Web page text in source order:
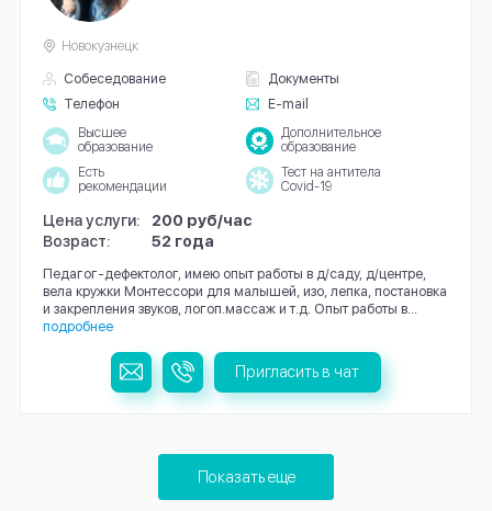
Собеседование
Документы
Телефон
E-mail
Новокузнецк
Высшее
образование
Дополнительное
образование
Есть
рекомендации
Тест на антитела
Covid-19
Цена услуги:
200 руб/час
Возраст:
52 года
Педагог-дефектолог, имею опыт работы в д/саду, д/центре,
вела кружки Монтессори для малышей, изо, лепка, постановка
и закрепления звуков, логоп.массаж и т.д. Опыт работы в...
подробнее
Пригласить в чат
Показать еще